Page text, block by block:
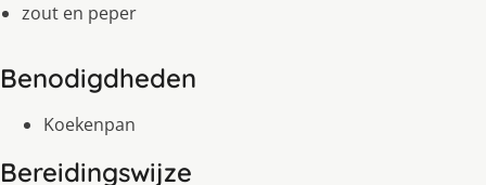
zout en peper
Benodigdheden
Koekenpan
Bereidingswijze